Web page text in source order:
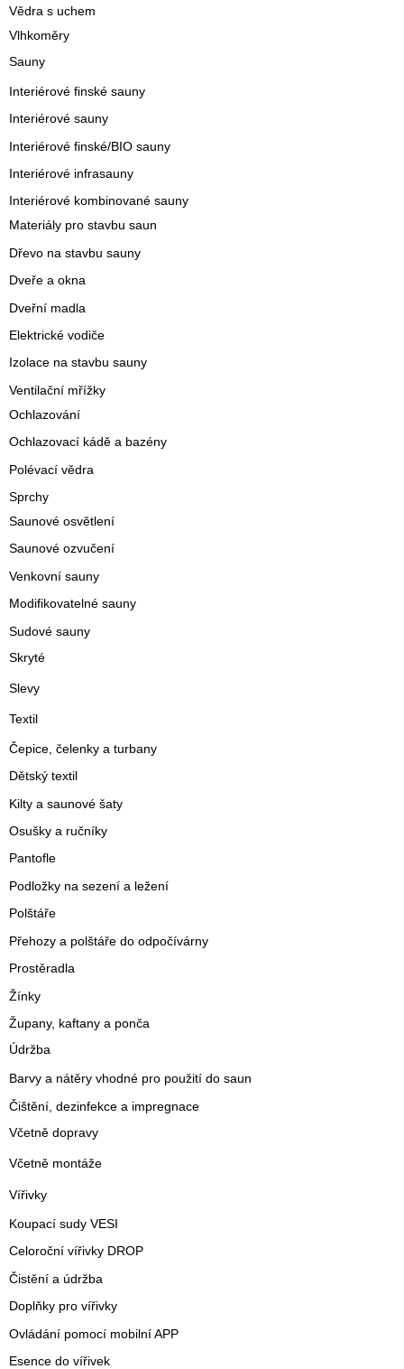
Vědra s uchem
Vlhkoměry
Sauny
Interiérové finské sauny
Interiérové sauny
Interiérové finské/BIO sauny
Interiérové infrasauny
Interiérové kombinované sauny
Materiály pro stavbu saun
Dřevo na stavbu sauny
Dveře a okna
Dveřní madla
Elektrické vodiče
Izolace na stavbu sauny
Ventilační mřížky
Ochlazování
Ochlazovací kádě a bazény
Polévací vědra
Sprchy
Saunové osvětlení
Saunové ozvučení
Venkovní sauny
Modifikovatelné sauny
Sudové sauny
Skryté
Slevy
Textil
Čepice, čelenky a turbany
Dětský textil
Kilty a saunové šaty
Osušky a ručníky
Pantofle
Podložky na sezení a ležení
Polštáře
Přehozy a polštáře do odpočívárny
Prostěradla
Žínky
Župany, kaftany a ponča
Údržba
Barvy a nátěry vhodné pro použití do saun
Čištění, dezinfekce a impregnace
Včetně dopravy
Včetně montáže
Vířivky
Koupací sudy VESI
Celoroční vířivky DROP
Čistění a údržba
Doplňky pro vířivky
Ovládání pomocí mobilní APP
Esence do vířivek